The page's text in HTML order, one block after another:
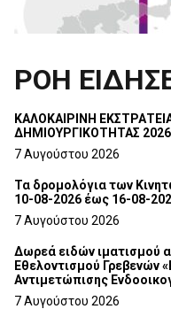
ΡΟΗ
ΚΑΛΟΚΑΙΡΙΝΗ
ΔΗΜΙΟΥΡΓΙΚΟΤΗΤΑΣ 2026
7 Αυγούστου 2026
Τα δρομολόγια των
10-08-2026 έως 16-08-
7 Αυγούστου 2026
Δωρεά ειδών ιματισμού
Εθελοντισμού Γρεβενών
Αντιμετώπισης
Τμήματος Γρεβενών
7 Αυγούστου 2026